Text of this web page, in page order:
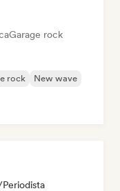
Garage rock
rock
New wave